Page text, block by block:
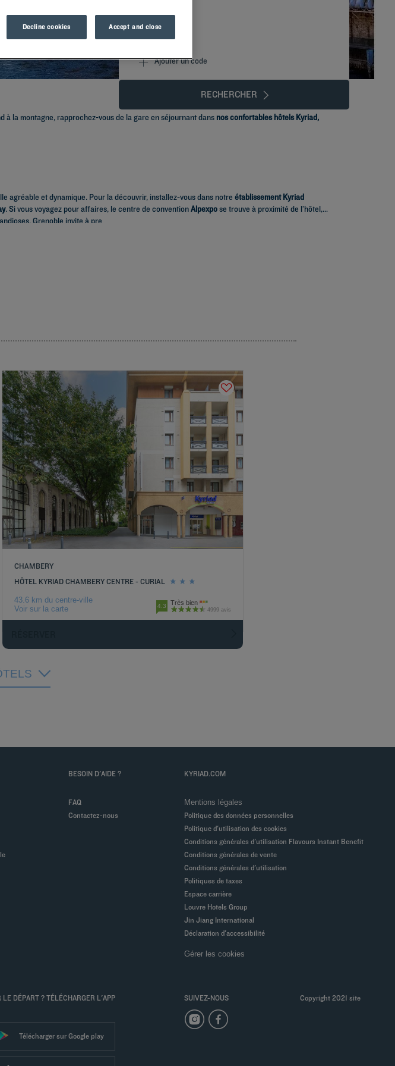
RECHERCHER
Ajouter un code
à la montagne, rapprochez-vous de la gare en séjournant dans nos confortables hôtels Kyriad,
agréable et dynamique. Pour la découvrir, installez-vous dans notre établissement Kyriad
. Si vous voyagez pour affaires, le centre de conventionAlpexpose trouve à proximité de l’hôtel,
Grenoble invite à pre
CHAMBERY
HÔTEL KYRIAD CHAMBERY CENTRE - CURIAL
43.6 km du centre-ville
Voir sur la carte
4.3 Très bien
4999 avis
BESOIN D'AIDE ?
FAQ
Contactez-nous
KYRIAD.COM
Mentions légales
Politique des données personnelles
Politique d'utilisation des cookies
Conditions générales d'utilisation Flavours Instant Benefit
Conditions générales de vente
Conditions générales d'utilisation
Politiques de taxes
Espace carrière
Louvre Hotels Group
Jin Jiang International
Déclaration d'accessibilité
Gérer les cookies
LE DÉPART ? TÉLÉCHARGER L'APP
Télécharger sur Google play
SUIVEZ-NOUS Copyright 2021 site
Decline cookies Accept and close